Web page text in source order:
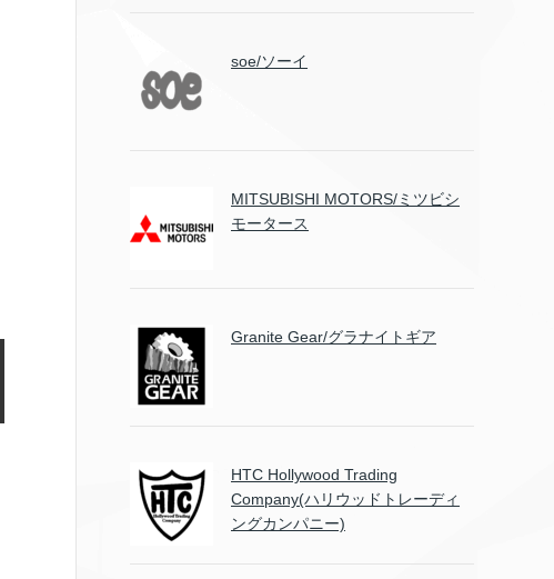
soe/ソーイ
MITSUBISHI MOTORS/ミツビシ
モータース
Granite Gear/グラナイトギア
HTC Hollywood Trading
Company(ハリウッドトレーディ
ングカンパニー)